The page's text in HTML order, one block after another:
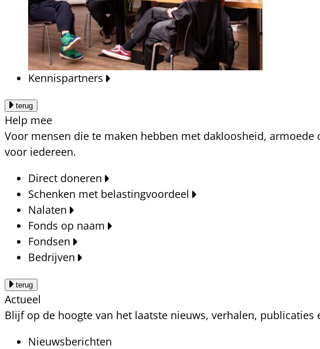
Kennispartners
terug
Help mee
Voor mensen die te maken hebben met dakloosheid,
voor iedereen.
Direct doneren
Schenken met belastingvoordeel
Nalaten
Fonds op naam
Fondsen
Bedrijven
terug
Actueel
Blijf op de hoogte van het laatste nieuws, verhalen,
Nieuwsberichten